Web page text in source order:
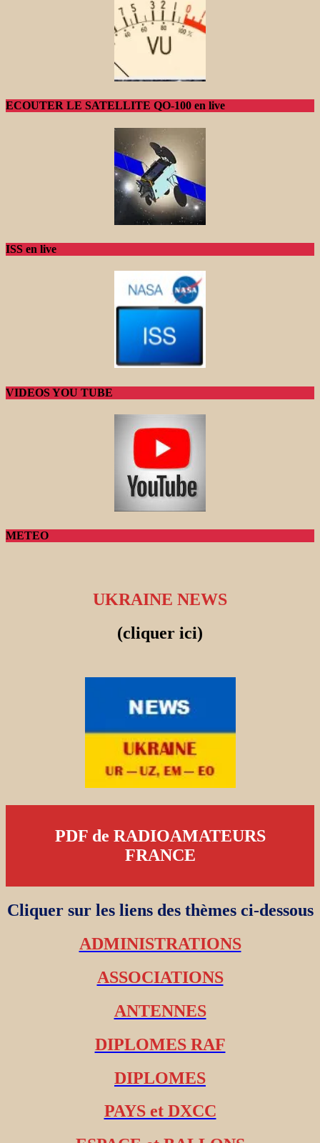
ECOUTER LE SATELLITE QO-100 en live
ISS en live
VIDEOS YOU TUBE
METEO
UKRAINE NEWS
(cliquer ici)
PDF de RADIOAMATEURS
FRANCE
Cliquer sur les liens des thèmes ci-dessous
ADMINISTRATIONS
ASSOCIATIONS
ANTENNES
DIPLOMES RAF
DIPLOMES
PAYS et DXCC